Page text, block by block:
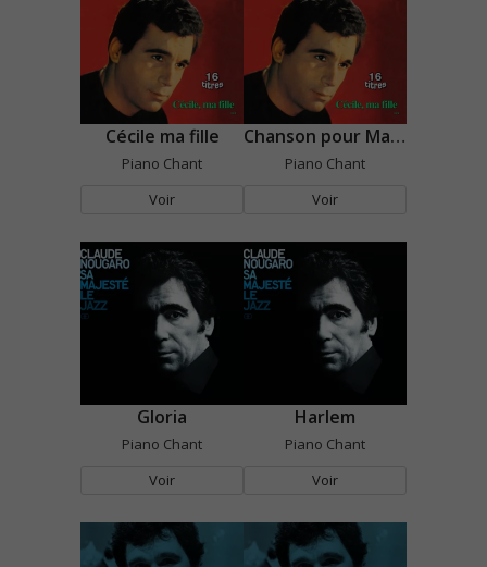
Cécile ma fille
Piano Chant
Voir
Chanson pour Marilyn
Piano Chant
Voir
Gloria
Piano Chant
Voir
Harlem
Piano Chant
Voir